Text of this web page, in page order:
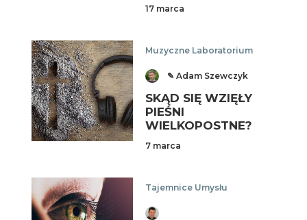
17 marca
Muzyczne Laboratorium
✎ Adam Szewczyk
SKĄD SIĘ WZIĘŁY
PIEŚNI
WIELKOPOSTNE?
7 marca
Tajemnice Umysłu